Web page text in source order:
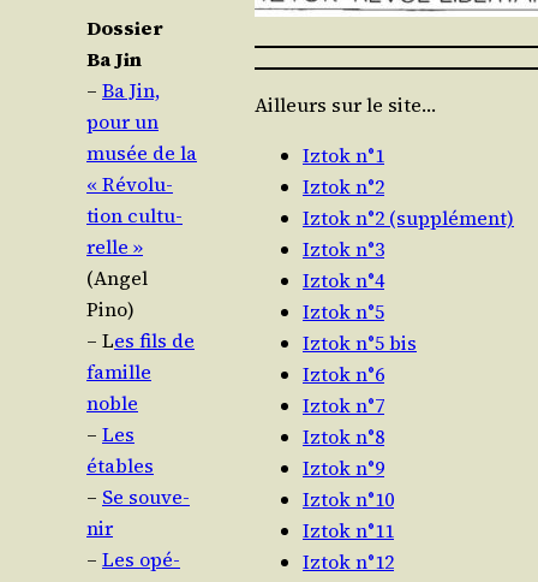
Dos­sier
Ba Jin
– Ba Jin,
pour un
musée de la
« Révo­lu­
tion cultu­
relle »
(Angel
Pino)
– Les fils de
famille
noble
– Les
étables
– Se sou­ve­
nir
– Les opé­
Ailleurs sur le site…
Iztok n°1
Iztok n°2
Iztok n°2 (supplément)
Iztok n°3
Iztok n°4
Iztok n°5
Iztok n°5 bis
Iztok n°6
Iztok n°7
Iztok n°8
Iztok n°9
Iztok n°10
Iztok n°11
Iztok n°12